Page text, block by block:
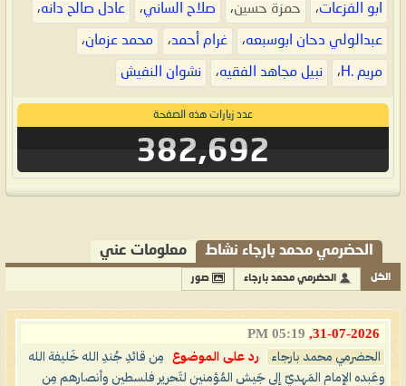
ابو الفزعات، حمزة حسين، صلاح الساني، عادل صالح دانه،
عبدالولي دحان ابوسبعه، غرام أحمد، محمد عزمان،
مريم .H ، نبيل مجاهد الفقيه، نشوان النفيش
عدد زيارات هذه الصفحة
382,692
الحضرمي محمد بارجاء نشاط معلومات عني
الكل الحضرمي محمد بارجاء صور
31-07-2026,
05:19 PM
الحضرمي محمد بارجاء رد على الموضوع
مِن قائدِ جُندِ الله خَليفة الله
وعَبده الإمام المَهديّ إلى جَيش المُؤمنين لتَحرير فلسطين وأنصارهم مِن